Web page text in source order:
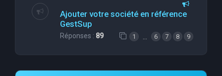
Ajouter votre société en référence
GestSup
Réponses : 89 1 6 7 8 9